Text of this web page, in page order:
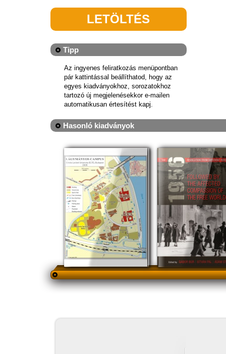
LETÖLTÉS
Tipp
Az ingyenes feliratkozás menüpontban
pár kattintással beállíthatod, hogy az
egyes kiadványokhoz, sorozatokhoz
tartozó új megjelenésekkor e-mailen
automatikusan értesítést kapj.
Hasonló kiadványok